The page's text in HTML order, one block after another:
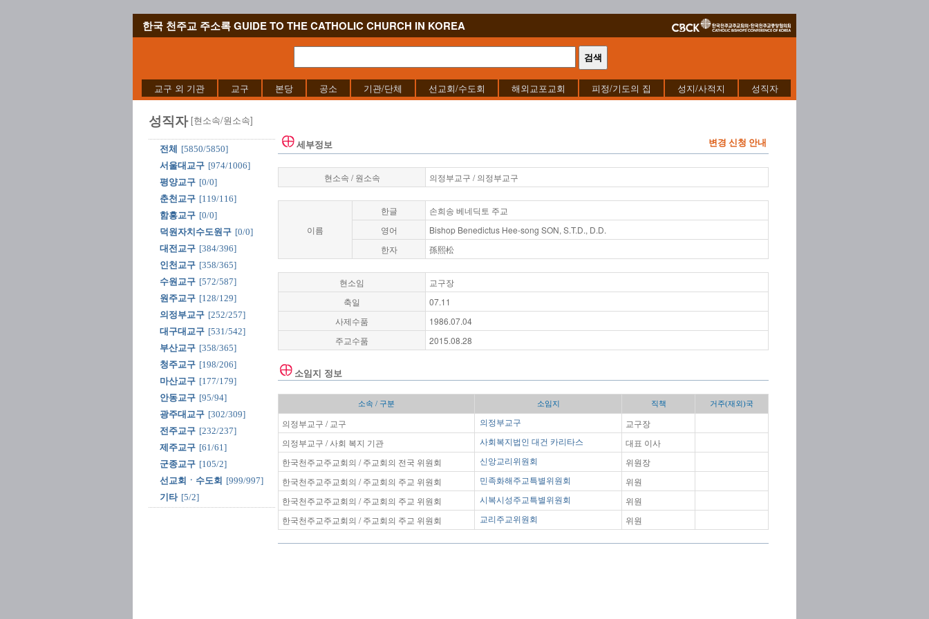
한국 천주교 주소록 GUIDE TO THE CATHOLIC CHURCH IN KOREA
교구 외 기관 교구 본당 공소 기관/단체 선교회/수도회 해외교포교회 피정/기도의 집 성지/사적지 성직자
성직자 [현소속/원소속]
전체
[5850/5850]
서울대교구 [974/1006]
평양교구 [0/0]
춘천교구 [119/116]
함흥교구 [0/0]
덕원자치수도원구 [0/0]
대전교구 [384/396]
인천교구 [358/365]
수원교구 [572/587]
원주교구 [128/129]
의정부교구 [252/257]
대구대교구 [531/542]
부산교구 [358/365]
청주교구 [198/206]
마산교구 [177/179]
안동교구 [95/94]
광주대교구 [302/309]
전주교구 [232/237]
제주교구 [61/61]
군종교구 [105/2]
선교회ㆍ수도회 [999/997]
기타 [5/2]
세부정보 변경 신청 안내
현소속 / 원소속 의정부교구 / 의정부교구
이름
한글
손희송 베네딕토 주교
영어
Bishop Benedictus Hee-song SON, S.T.D., D.D.
한자
孫熙松
현소임
교구장
축일
07.11
사제수품
1986.07.04
주교수품
2015.08.28
소임지 정보
소속 / 구분 소임지 직책 거주(재외)국
의정부교구 / 교구 의정부교구
교구장
의정부교구 / 사회 복지 기관
사회복지법인 대건 카리타스
대표 이사
한국천주교주교회의 / 주교회의 전국 위원회
신앙교리위원회
위원장
한국천주교주교회의 / 주교회의 주교 위원회
민족화해주교특별위원회
위원
한국천주교주교회의 / 주교회의 주교 위원회
시복시성주교특별위원회
위원
한국천주교주교회의 / 주교회의 주교 위원회
교리주교위원회 위원